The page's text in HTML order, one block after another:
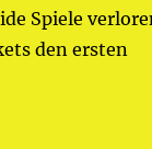
Spiele
den ersten